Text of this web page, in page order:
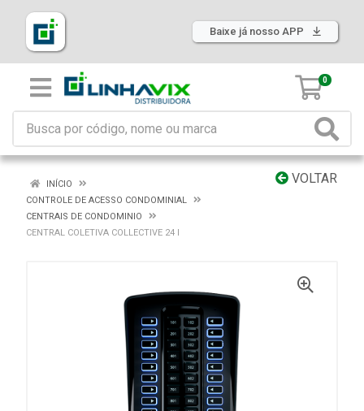
Baixe já nosso APP
0
VOLTAR
INÍCIO
CONTROLE DE ACESSO CONDOMINIAL
CENTRAIS DE CONDOMINIO
CENTRAL COLETIVA COLLECTIVE 24 I